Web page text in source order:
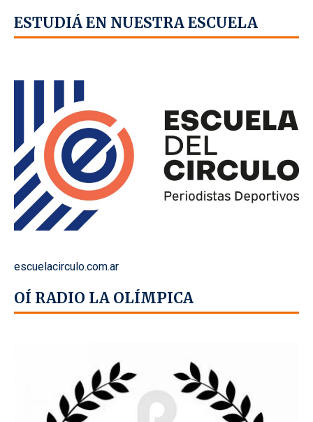
ESTUDIÁ EN NUESTRA ESCUELA
escuelacirculo.com.ar
OÍ RADIO LA OLÍMPICA